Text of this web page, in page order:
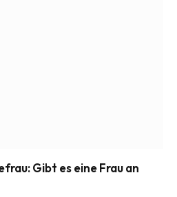
Gibt es eine Frau an